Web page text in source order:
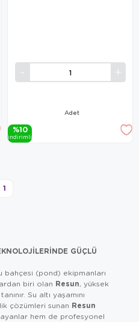
Adet
%10
i̇ndi̇ri̇mli̇
1
GÜÇLÜ
bahçesi (pond) ekipmanları
biri olan Resun, yüksek
Su altı yaşamını
çözümleri sunan Resun
hem de profesyonel